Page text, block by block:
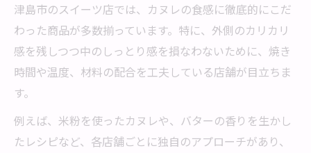
津島市のスイーツ店では、カヌレの食感に徹底的にこだ
わった商品が多数揃っています。特に、外側のカリカリ
感を残しつつ中のしっとり感を損なわないために、焼き
時間や温度、材料の配合を工夫している店舗が目立ちま
す。
例えば、米粉を使ったカヌレや、バターの香りを生かし
たレシピなど、各店舗ごとに独自のアプローチがあり、